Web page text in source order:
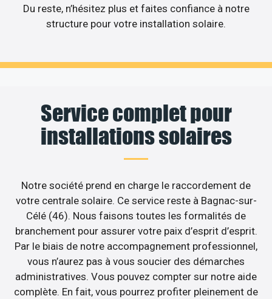
Du reste, n’hésitez plus et faites confiance à notre
structure pour votre installation solaire.
Service complet pour
installations solaires
Notre société prend en charge le raccordement de
votre centrale solaire. Ce service reste à Bagnac-sur-
Célé (46). Nous faisons toutes les formalités de
branchement pour assurer votre paix d’esprit d’esprit.
Par le biais de notre accompagnement professionnel,
vous n’aurez pas à vous soucier des démarches
administratives. Vous pouvez compter sur notre aide
complète. En fait, vous pourrez profiter pleinement de